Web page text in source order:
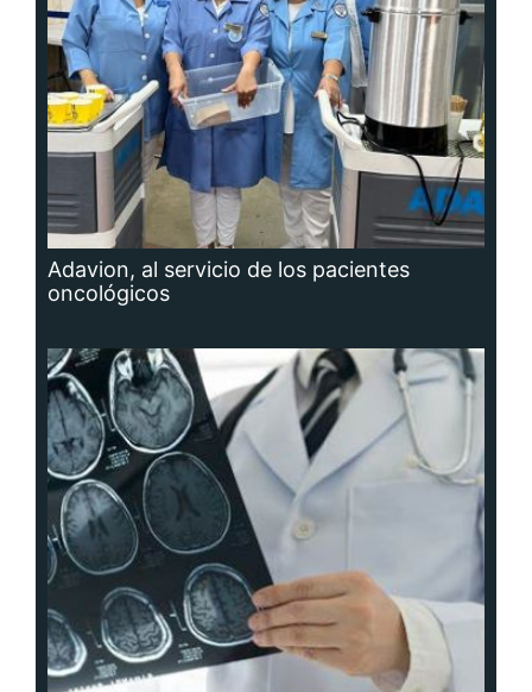
Adavion, al servicio de los pacientes
oncológicos